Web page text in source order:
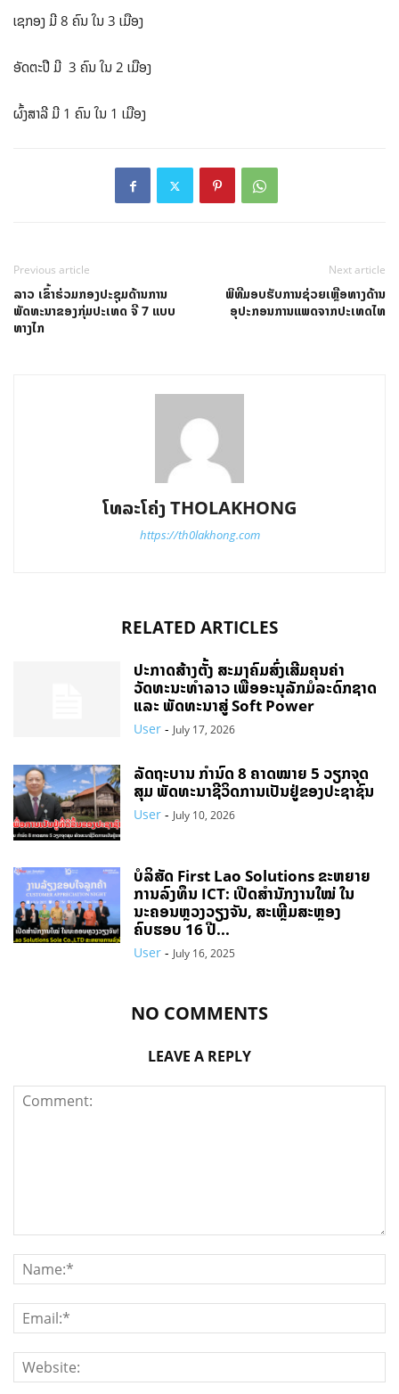
ເຊກອງ ມີ 8 ຄົນ ໃນ 3​ ເມືອງ
ອັດຕະປື ມີ 3 ຄົນ ໃນ 2​ ເມືອງ
ຜົ້ງສາລີ ມີ 1 ຄົນ ໃນ 1​ ເມືອງ
Previous article
ລາວ ເຂົ້າຮ່ວມກອງປະຊຸມດ້ານການ
ພັດທະນາຂອງກຸ່ມປະເທດ ຈີ 7 ແບບ
ທາງໄກ
Next article
ພິທີມອບຮັບການຊ່ວຍເຫຼືອທາງດ້ານ
ອຸປະກອນການແພດຈາກປະເທດໄທ
ໂທລະໂຄ່ງ THOLAKHONG
https://th0lakhong.com
RELATED ARTICLES
ປະກາດສ້າງຕັ້ງ ສະມາຄົມສົ່ງເສີມຄຸນຄ່າ
ວັດທະນະທຳລາວ ເພື່ອອະນຸລັກມໍລະດົກຊາດ
ແລະ ພັດທະນາສູ່ Soft Power
User - July 17, 2026
ລັດຖະບານ ກຳນົດ 8 ຄາດໝາຍ 5 ວຽກຈຸດ
ສຸມ ພັດທະນາຊີວິດການເປັນຢູ່ຂອງປະຊາຊົນ
User - July 10, 2026
ບໍລິສັດ First Lao Solutions ຂະຫຍາຍ
ການລົງທຶນ ICT: ເປີດສຳນັກງານໃໝ່ ໃນ
ນະຄອນຫຼວງວຽງຈັນ, ສະເຫຼີມສະຫຼອງ
ຄົບຮອບ 16 ປີ...
User - July 16, 2025
NO COMMENTS
LEAVE A REPLY